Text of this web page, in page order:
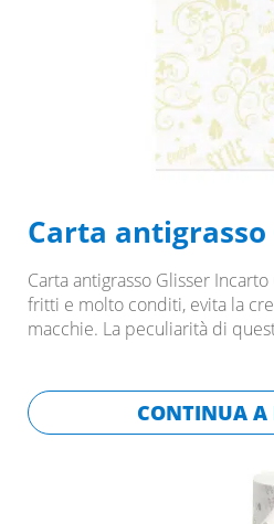
Carta antigrasso
Carta antigrasso Glisser
fritti e molto conditi, evita la
macchie. La peculiarità di
CONTINUA A